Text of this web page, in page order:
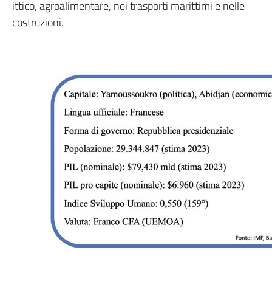
ittico, agroalimentare, nei trasporti marittimi e nelle
costruzioni.